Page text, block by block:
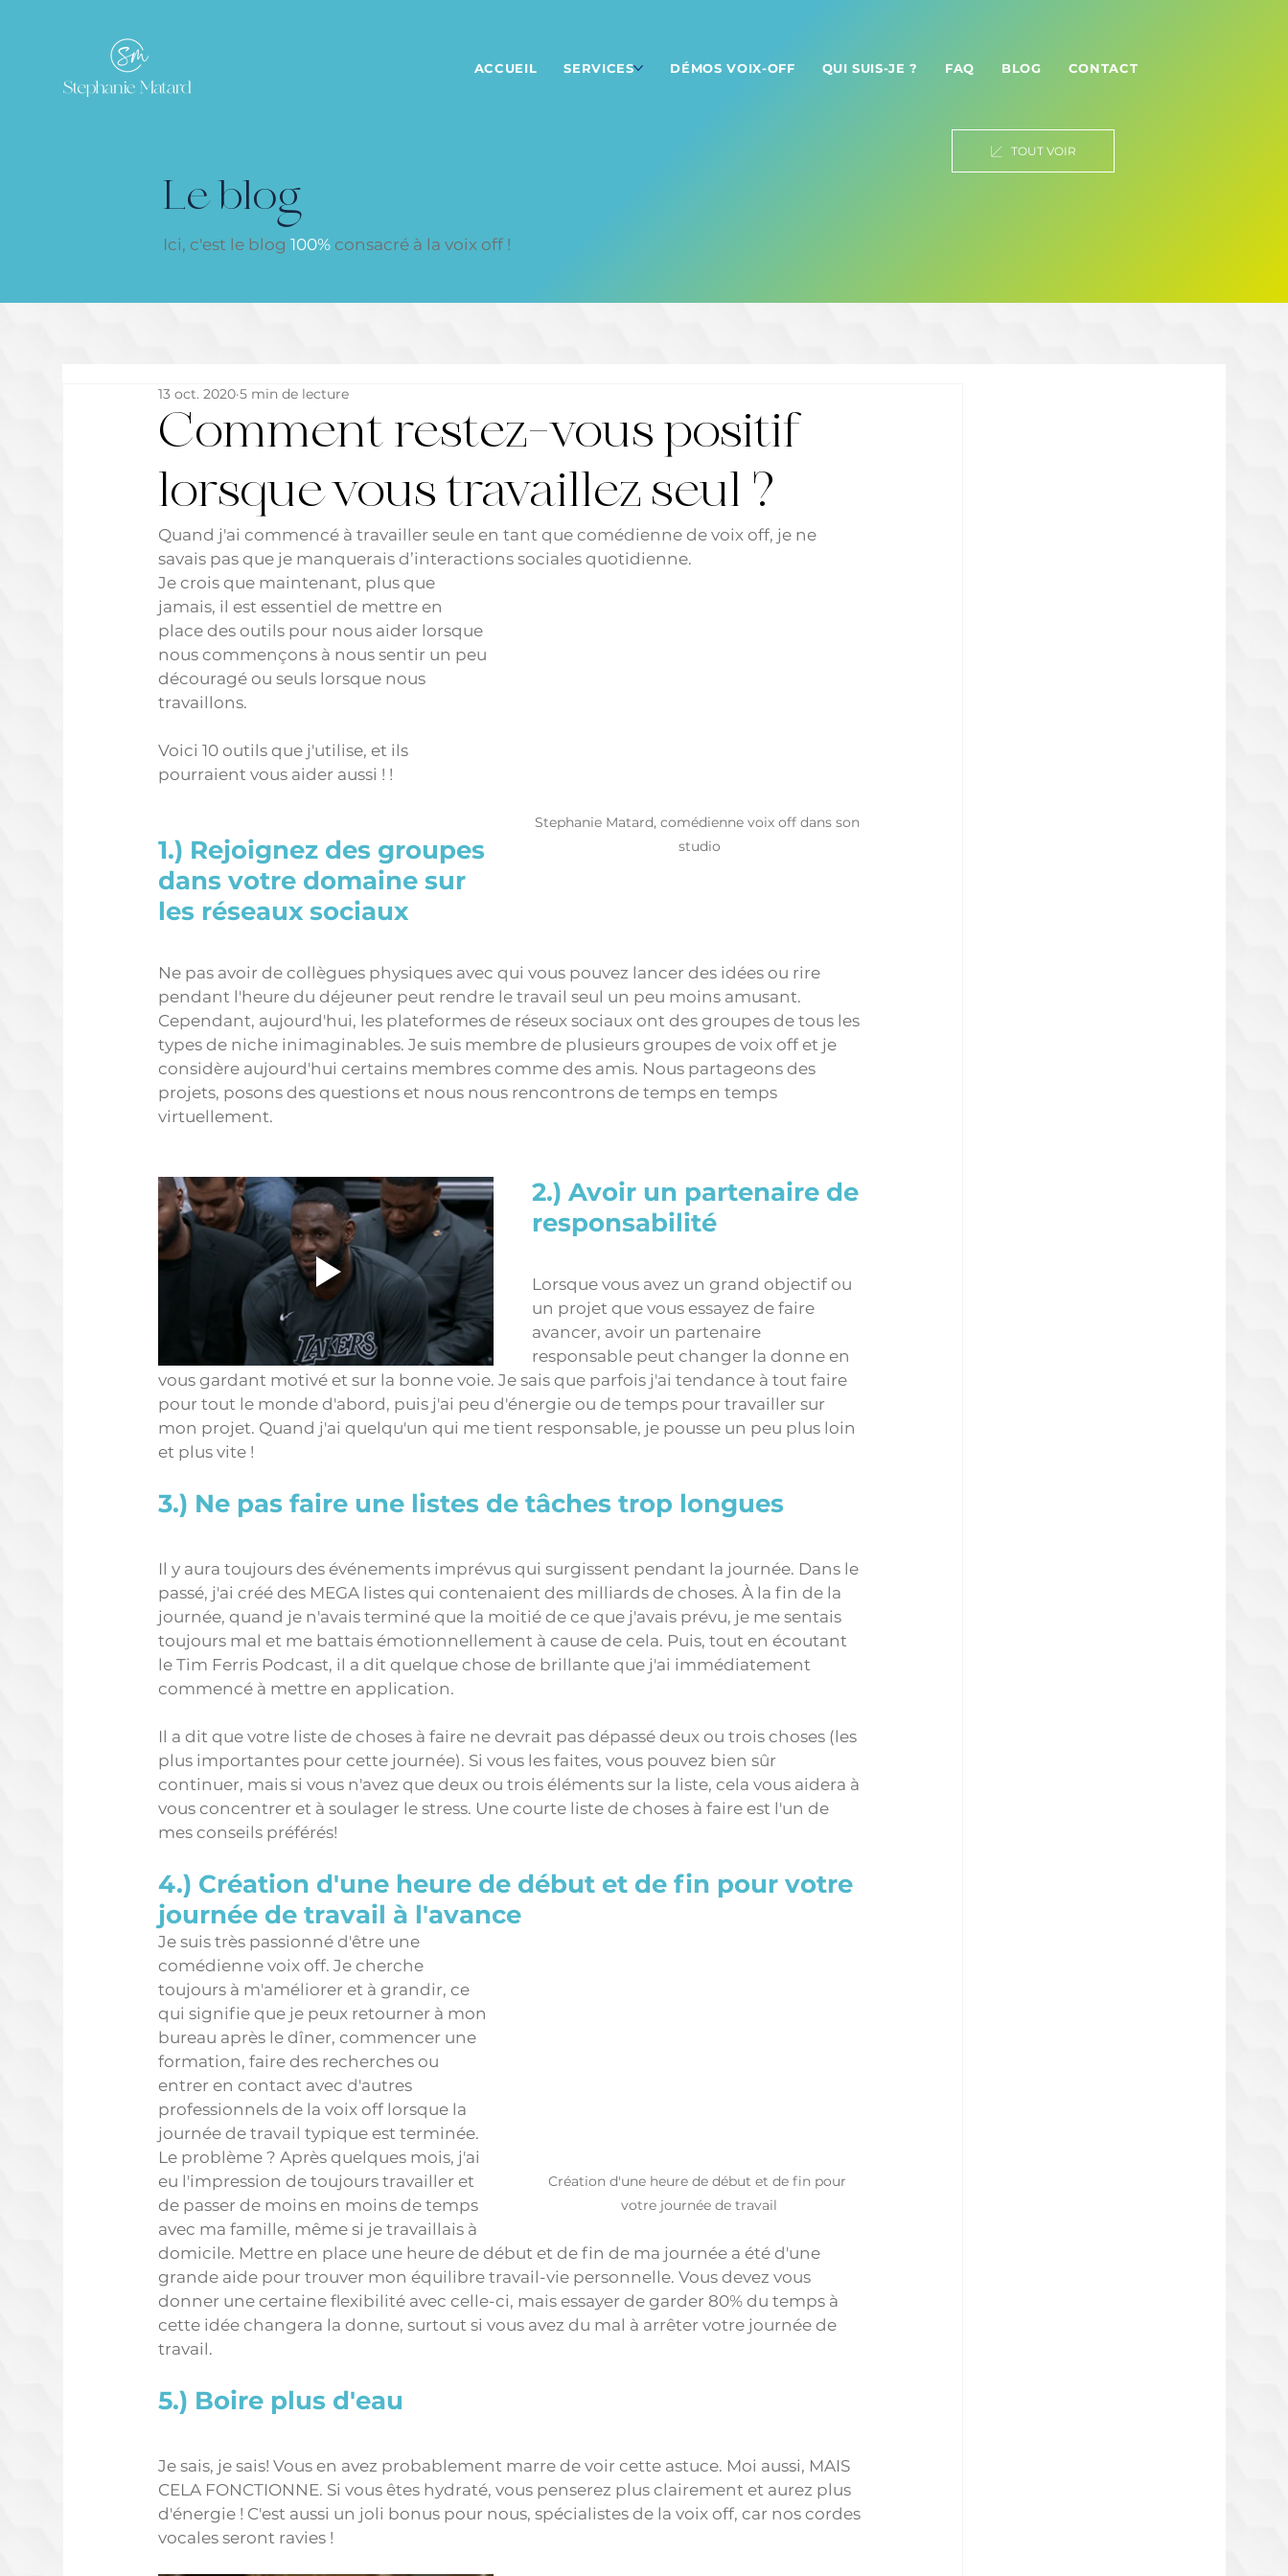
ACCUEIL SERVICES DÉMOS VOIX-OFF QUI SUIS-JE ? FAQ BLOG CONTACT
TOUT VOIR
Le blog
Ici, c'est le blog 100%consacré à la voix off !
Comment restez-vous positif
lorsque vous travaillez seul ?
13 oct. 2020 5 min de lecture
Quand j'ai commencé à travailler seule en tant que comédienne de voix off, je ne
savais pas que je manquerais d’interactions sociales quotidienne.
Stephanie Matard, comédienne voix off dans son
studio
Je crois que maintenant, plus que
jamais, il est essentiel de mettre en
place des outils pour nous aider lorsque
nous commençons à nous sentir un peu
découragé ou seuls lorsque nous
travaillons.
Voici 10 outils que j'utilise, et ils
pourraient vous aider aussi ! !
1.) Rejoignez des groupes
dans votre domaine sur
les réseaux sociaux
Ne pas avoir de collègues physiques avec qui vous pouvez lancer des idées ou rire
pendant l'heure du déjeuner peut rendre le travail seul un peu moins amusant.
Cependant, aujourd'hui, les plateformes de réseux sociaux ont des groupes de tous les
types de niche inimaginables. Je suis membre de plusieurs groupes de voix off et je
considère aujourd'hui certains membres comme des amis. Nous partageons des
projets, posons des questions et nous nous rencontrons de temps en temps
virtuellement.
2.) Avoir un partenaire de
responsabilité
Lorsque vous avez un grand objectif ou
un projet que vous essayez de faire
avancer, avoir un partenaire
responsable peut changer la donne en
vous gardant motivé et sur la bonne voie. Je sais que parfois j'ai tendance à tout faire
pour tout le monde d'abord, puis j'ai peu d'énergie ou de temps pour travailler sur
mon projet. Quand j'ai quelqu'un qui me tient responsable, je pousse un peu plus loin
et plus vite !
3.) Ne pas faire une listes de tâches trop longues
Il y aura toujours des événements imprévus qui surgissent pendant la journée. Dans le
passé, j'ai créé des MEGA listes qui contenaient des milliards de choses. À la fin de la
journée, quand je n'avais terminé que la moitié de ce que j'avais prévu, je me sentais
toujours mal et me battais émotionnellement à cause de cela. Puis, tout en écoutant
le Tim Ferris Podcast, il a dit quelque chose de brillante que j'ai immédiatement
commencé à mettre en application.
Il a dit que votre liste de choses à faire ne devrait pas dépassé deux ou trois choses (les
plus importantes pour cette journée). Si vous les faites, vous pouvez bien sûr
continuer, mais si vous n'avez que deux ou trois éléments sur la liste, cela vous aidera à
vous concentrer et à soulager le stress. Une courte liste de choses à faire est l'un de
mes conseils préférés!
4.) Création d'une heure de début et de fin pour votre
journée de travail à l'avance
Création d'une heure de début et de fin pour
votre journée de travail
Je suis très passionné d'être une
comédienne voix off. Je cherche
toujours à m'améliorer et à grandir, ce
qui signifie que je peux retourner à mon
bureau après le dîner, commencer une
formation, faire des recherches ou
entrer en contact avec d'autres
professionnels de la voix off lorsque la
journée de travail typique est terminée.
Le problème ? Après quelques mois, j'ai
eu l'impression de toujours travailler et
de passer de moins en moins de temps
avec ma famille, même si je travaillais à
domicile. Mettre en place une heure de début et de fin de ma journée a été d'une
grande aide pour trouver mon équilibre travail-vie personnelle. Vous devez vous
donner une certaine flexibilité avec celle-ci, mais essayer de garder 80% du temps à
cette idée changera la donne, surtout si vous avez du mal à arrêter votre journée de
travail.
5.) Boire plus d'eau
Je sais, je sais! Vous en avez probablement marre de voir cette astuce. Moi aussi, MAIS
CELA FONCTIONNE. Si vous êtes hydraté, vous penserez plus clairement et aurez plus
d'énergie ! C'est aussi un joli bonus pour nous, spécialistes de la voix off, car nos cordes
vocales seront ravies !